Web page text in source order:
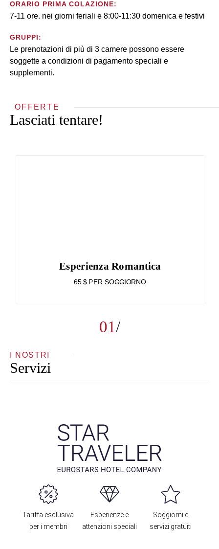
ORARIO PRIMA COLAZIONE:
7-11 ore. nei giorni feriali e 8:00-11:30 domenica e festivi
GRUPPI:
Le prenotazioni di più di 3 camere possono essere
soggette a condizioni di pagamento speciali e
supplementi.
OFFERTE
Lasciati tentare!
01
Esperienza Romantica
65 $ PER SOGGIORNO
I NOSTRI
Servizi
Tariffa esclusiva
per i membri
Esperienze e
attenzioni speciali
Soggiorni e
servizi gratuiti